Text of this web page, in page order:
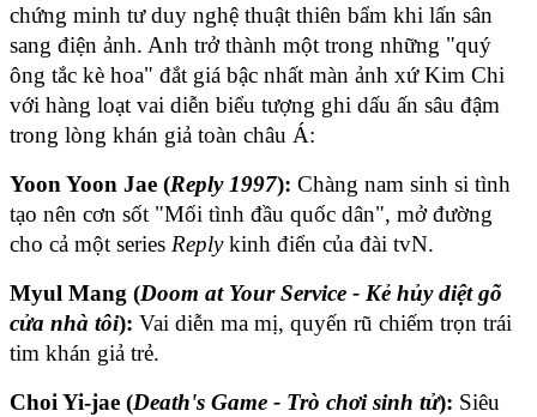
chứng minh tư duy nghệ thuật thiên bẩm khi lấn sân
sang điện ảnh. Anh trở thành một trong những "quý
ông tắc kè hoa" đắt giá bậc nhất màn ảnh xứ Kim Chi
với hàng loạt vai diễn biểu tượng ghi dấu ấn sâu đậm
trong lòng khán giả toàn châu Á:
Yoon Yoon Jae (Reply 1997): Chàng nam sinh si tình
tạo nên cơn sốt "Mối tình đầu quốc dân", mở đường
cho cả một series Reply kinh điển của đài tvN.
Myul Mang (Doom at Your Service - Kẻ hủy diệt gõ
cửa nhà tôi): Vai diễn ma mị, quyến rũ chiếm trọn trái
tim khán giả trẻ.
Choi Yi-jae (Death's Game - Trò chơi sinh tử): Siêu